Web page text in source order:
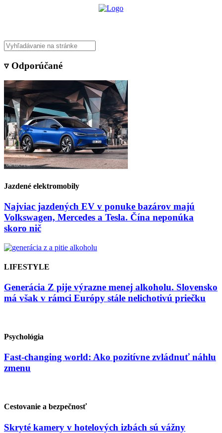
▿ Odporúčané
Jazdené elektromobily
Najviac jazdených EV v ponuke bazárov majú
Volkswagen, Mercedes a Tesla. Čína neponúka
skoro nič
LIFESTYLE
Generácia Z pije výrazne menej alkoholu. Slovensko
má však v rámci Európy stále nelichotivú priečku
Psychológia
Fast-changing world: Ako pozitívne zvládnuť náhlu
zmenu
Cestovanie a bezpečnosť
Skryté kamery v hotelových izbách sú vážny